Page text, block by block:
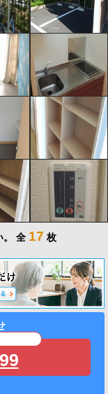
全 17 枚